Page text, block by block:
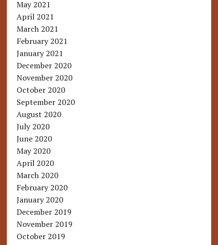
May 2021
April 2021
March 2021
February 2021
January 2021
December 2020
November 2020
October 2020
September 2020
August 2020
July 2020
June 2020
May 2020
April 2020
March 2020
February 2020
January 2020
December 2019
November 2019
October 2019